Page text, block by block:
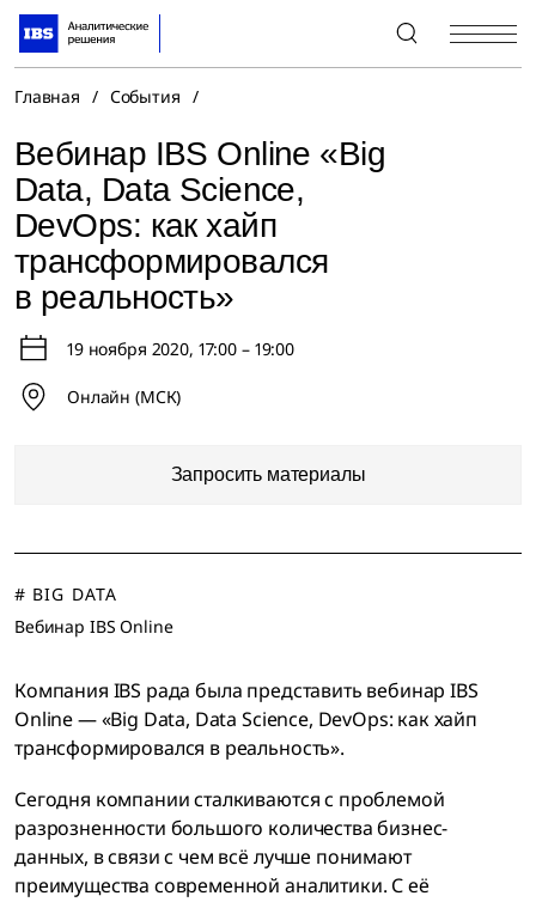
+7 (495) 967-80-80
Главная / События /
Вебинар IBS Online «Big
Data, Data Science,
DevOps: как хайп
трансформировался
в реальность»
19 ноября 2020, 17:00 – 19:00
Онлайн (МСК)
Запросить материалы
# BIG DATA
Вебинар IBS Online
Компания IBS рада была представить вебинар IBS
Online — «Big Data, Data Science, DevOps: как хайп
трансформировался в реальность».
Сегодня компании сталкиваются с проблемой
разрозненности большого количества бизнес-
данных, в связи с чем всё лучше понимают
преимущества современной аналитики. С её